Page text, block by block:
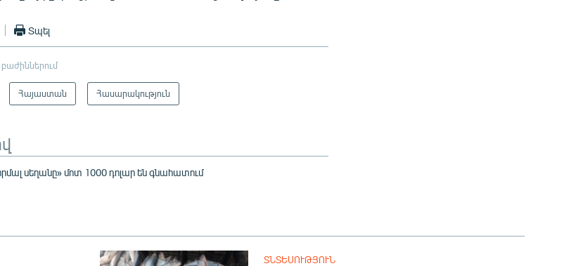
Տպել
Հայաստան Հասարակություն
սեղանը» մոտ 1000 դոլար են գնահատում
ՏՆՏԵՍՈՒԹՅՈՒՆ